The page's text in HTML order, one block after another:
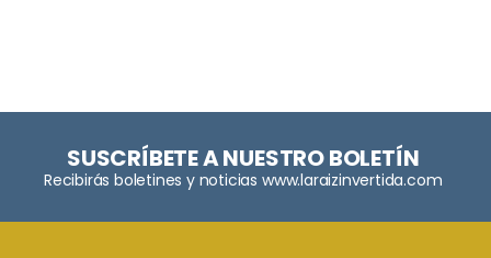
SUSCRÍBETE A NUESTRO BOLETÍN
Recibirás boletines y noticias www.laraizinvertida.com